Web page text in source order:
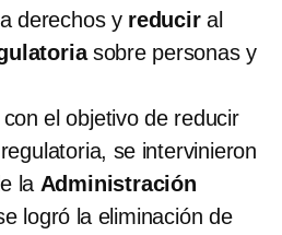
derechos y reduciral
sobre personas y
el objetivo de reducir
se intervinieron
la Administración
logró la eliminación de